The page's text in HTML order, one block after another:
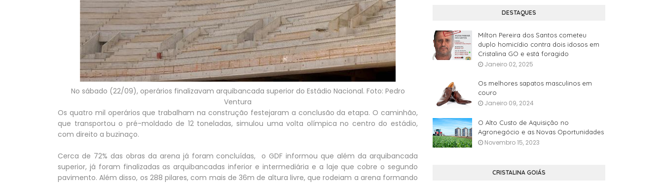
No sábado (22/09), operários finalizavam arquibancada superior do Estádio Nacional. Foto: Pedro
Ventura
Os quatro mil operários que trabalham na construção festejaram a conclusão da etapa. O caminhão,
que transportou o pré-moldado de 12 toneladas, simulou uma volta olímpica no centro do estádio,
com direito a buzinaço.
Cerca de 72% das obras da arena já foram concluídas, o GDF informou que além da arquibancada
superior, já foram finalizadas as arquibancadas inferior e intermediária e a laje que cobre o segundo
pavimento. Além disso, os 288 pilares, com mais de 36m de altura livre, que rodeiam a arena formando
DESTAQUES
Milton Pereira dos Santos cometeu
duplo homicídio contra dois idosos em
Cristalina GO e está foragido
Janeiro 02, 2025
Os melhores sapatos masculinos em
couro
Janeiro 09, 2024
O Alto Custo de Aquisição no
Agronegócio e as Novas Oportunidades
Novembro 15, 2023
CRISTALINA GOIÁS